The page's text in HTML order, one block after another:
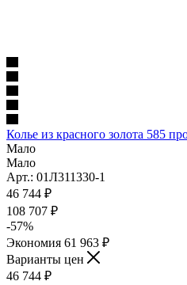
Колье из красного золота 585
Мало
Мало
Арт.: 01Л311330-1
46 744 ₽
108 707 ₽
-57%
Экономия 61 963 ₽
Варианты цен
46 744 ₽